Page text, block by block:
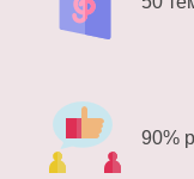
90%